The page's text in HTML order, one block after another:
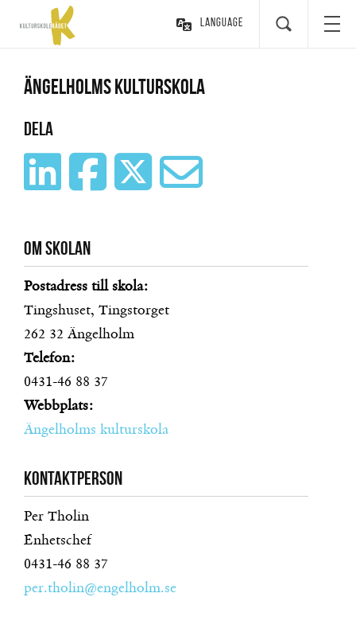
Language
Ängelholms kulturskola
Dela
Om skolan
Postadress till skola:
Tingshuset, Tingstorget
262 32 Ängelholm
Telefon:
0431-46 88 37
Webbplats:
Ängelholms kulturskola
Kontaktperson
Per Tholin
Enhetschef
0431-46 88 37
per.tholin@engelholm.se